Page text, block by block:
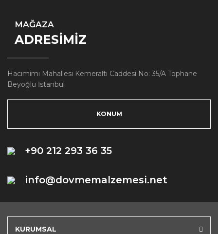
MAĞAZA
ADRESİMİZ
Hacımimi Mahallesi Kemeraltı Caddesi No: 35/A Tophane
Beyoğlu İstanbul
KONUM
+90 212 293 36 35
info@dovmemalzemesi.net
KURUMSAL